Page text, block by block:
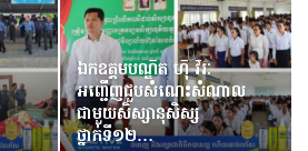
ឯកឧត្តមបណ្ឌិត ហ៊ឺ វីរៈ
អញ្ជើញជួបសំណេះសំណាល
ជាមួយសិស្សានុសិស្ស
ថ្នាក់ទី១២…